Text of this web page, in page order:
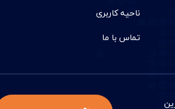
ناحیه کاربری
تماس با ما